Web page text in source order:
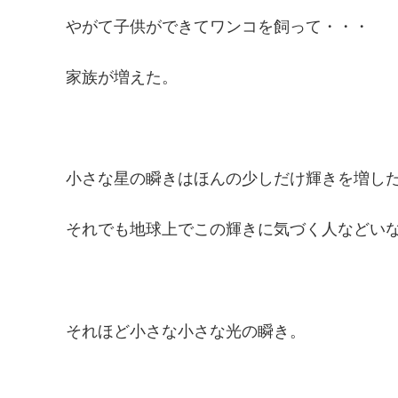
やがて子供ができてワンコを飼って・・・
家族が増えた。
小さな星の瞬きはほんの少しだけ輝きを増した
それでも地球上でこの輝きに気づく人などいな
それほど小さな小さな光の瞬き。